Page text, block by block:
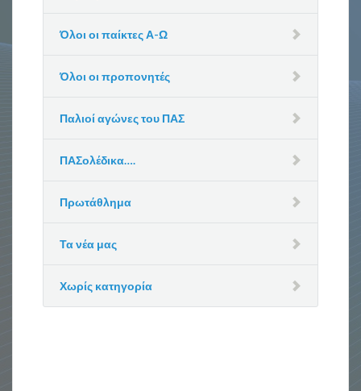
Όλοι οι παίκτες Α-Ω
Όλοι οι προπονητές
Παλιοί αγώνες του ΠΑΣ
ΠΑΣολέδικα….
Πρωτάθλημα
Τα νέα μας
Χωρίς κατηγορία